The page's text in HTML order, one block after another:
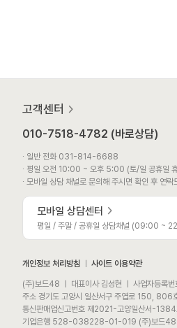
고객센터
010-7518-4782 (바로상담)
∙ 일반 전화 031-814-6688
∙ 평일 오전 10:00 ~ 오후 5:00 (토/일 공휴일
∙ 모바일 상담 채널로 문의해 주시면 확인 후 연락
모바일 상담센터
평일 / 주말 / 공휴일 상담채널 (09:00 ~
개인정보 처리방침 ㅣ 사이트 이용약관
(주)보드48 ㅣ 대표이사 김성현 ㅣ 사업자등
주소 경기도 고양시 일산서구 주엽로 150, 806
통신판매업신고번호 제2021-고양일산서-
기업은행 528-038228-01-019 (주)보드48